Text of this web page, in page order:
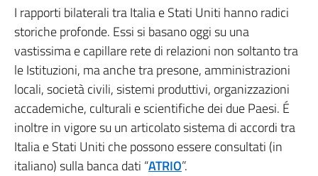
I rapporti bilaterali tra Italia e Stati Uniti hanno radici
storiche profonde. Essi si basano oggi su una
vastissima e capillare rete di relazioni non soltanto tra
le Istituzioni, ma anche tra presone, amministrazioni
locali, società civili, sistemi produttivi, organizzazioni
accademiche, culturali e scientifiche dei due Paesi. É
inoltre in vigore su un articolato sistema di accordi tra
Italia e Stati Uniti che possono essere consultati (in
italiano) sulla banca dati “ATRIO”.